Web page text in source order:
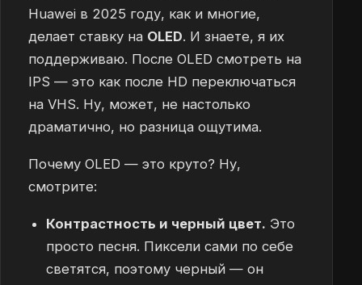
Huawei в 2025 году, как и многие,
делает ставку на OLED. И знаете, я их
поддерживаю. После OLED смотреть на
IPS — это как после HD переключаться
на VHS. Ну, может, не настолько
драматично, но разница ощутима.
Почему OLED — это круто? Ну,
смотрите:
Контрастность и черный цвет. Это
просто песня. Пиксели сами по себе
светятся, поэтому черный — он